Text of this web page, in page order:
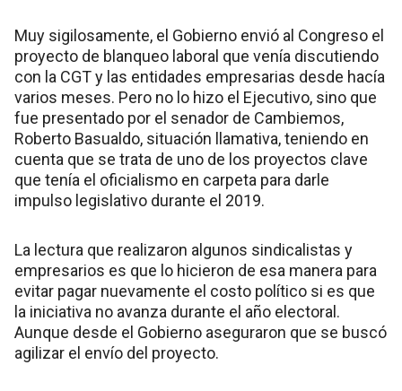
Muy sigilosamente, el Gobierno envió al Congreso el
proyecto de blanqueo laboral que venía discutiendo
con la CGT y las entidades empresarias desde hacía
varios meses. Pero no lo hizo el Ejecutivo, sino que
fue presentado por el senador de Cambiemos,
Roberto Basualdo, situación llamativa, teniendo en
cuenta que se trata de uno de los proyectos clave
que tenía el oficialismo en carpeta para darle
impulso legislativo durante el 2019.
La lectura que realizaron algunos sindicalistas y
empresarios es que lo hicieron de esa manera para
evitar pagar nuevamente el costo político si es que
la iniciativa no avanza durante el año electoral.
Aunque desde el Gobierno aseguraron que se buscó
agilizar el envío del proyecto.